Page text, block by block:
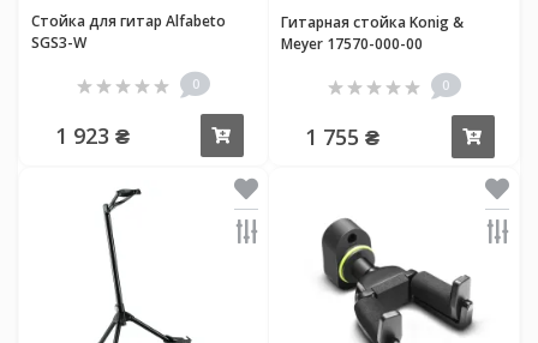
Стойка для гитар Alfabeto
SGS3-W
0
1 923 ₴
Гитарная стойка Konig &
Meyer 17570-000-00
0
1 755 ₴